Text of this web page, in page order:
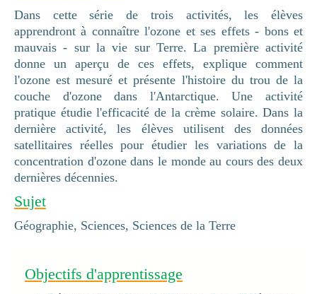
Dans cette série de trois activités, les élèves
apprendront à connaître l'ozone et ses effets - bons et
mauvais - sur la vie sur Terre. La première activité
donne un aperçu de ces effets, explique comment
l'ozone est mesuré et présente l'histoire du trou de la
couche d'ozone dans l'Antarctique. Une activité
pratique étudie l'efficacité de la crème solaire. Dans la
dernière activité, les élèves utilisent des données
satellitaires réelles pour étudier les variations de la
concentration d'ozone dans le monde au cours des deux
dernières décennies.
Sujet
Géographie, Sciences, Sciences de la Terre
Objectifs d'apprentissage